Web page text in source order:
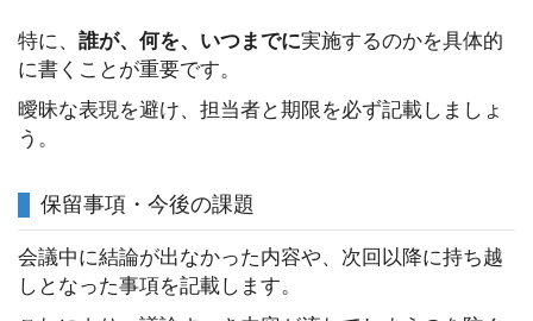
特に、 誰が、何を、いつまでに実施するのかを具体的
に書くことが重要です。
曖昧な表現を避け、担当者と期限を必ず記載しましょ
う。
保留事項・今後の課題
会議中に結論が出なかった内容や、次回以降に持ち越
しとなった事項を記載します。